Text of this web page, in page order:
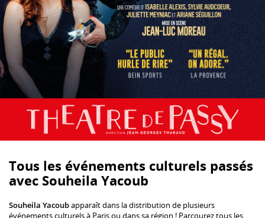
Tous les événements culturels passés
avec Souheila Yacoub
Souheila Yacoubapparaît dans la distribution de plusieurs
événements culturels à Paris ou dans sa région ! Parcourez tous les